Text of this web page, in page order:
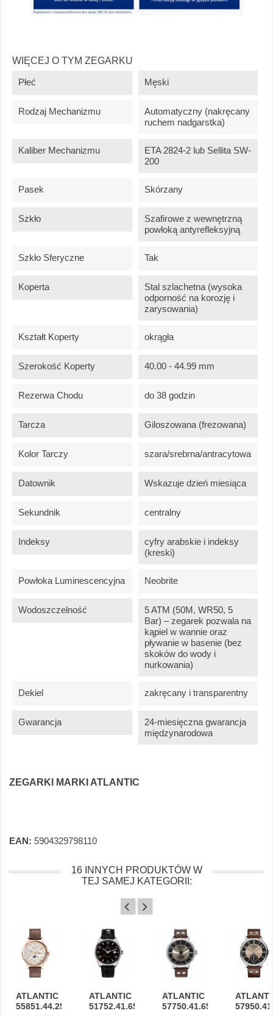
WIĘCEJ O TYM ZEGARKU
Płeć Męski
Rodzaj Mechanizmu
Automatyczny (nakręcany
ruchem nadgarstka)
Kaliber Mechanizmu
ETA 2824-2 lub Sellita SW-
200
Pasek Skórzany
Szkło
Szafirowe z wewnętrzną
powłoką antyrefleksyjną
Szkło Sferyczne Tak
Koperta
Stal szlachetna (wysoka
odporność na korozję i
zarysowania)
Kształt Koperty okrągła
Szerokość Koperty 40.00 - 44.99 mm
Rezerwa Chodu do 38 godzin
Tarcza Giloszowana (frezowana)
Kolor Tarczy szara/srebrna/antracytowa
Datownik Wskazuje dzień miesiąca
Sekundnik centralny
Indeksy
cyfry arabskie i indeksy
(kreski)
Powłoka Luminescencyjna Neobrite
Wodoszczelność
5 ATM (50M, WR50, 5
Bar) – zegarek pozwala na
kąpiel w wannie oraz
pływanie w basenie (bez
skoków do wody i
nurkowania)
Dekiel zakręcany i transparentny
Gwarancja
24-miesięczna gwarancja
międzynarodowa
ZEGARKI MARKI ATLANTIC
EAN: 5904329798110
16 INNYCH PRODUKTÓW W
TEJ SAMEJ KATEGORII:
ATLANTIC
55851.44.25...
ATLANTIC
51752.41.65S...
ATLANTIC
57750.41.65B...